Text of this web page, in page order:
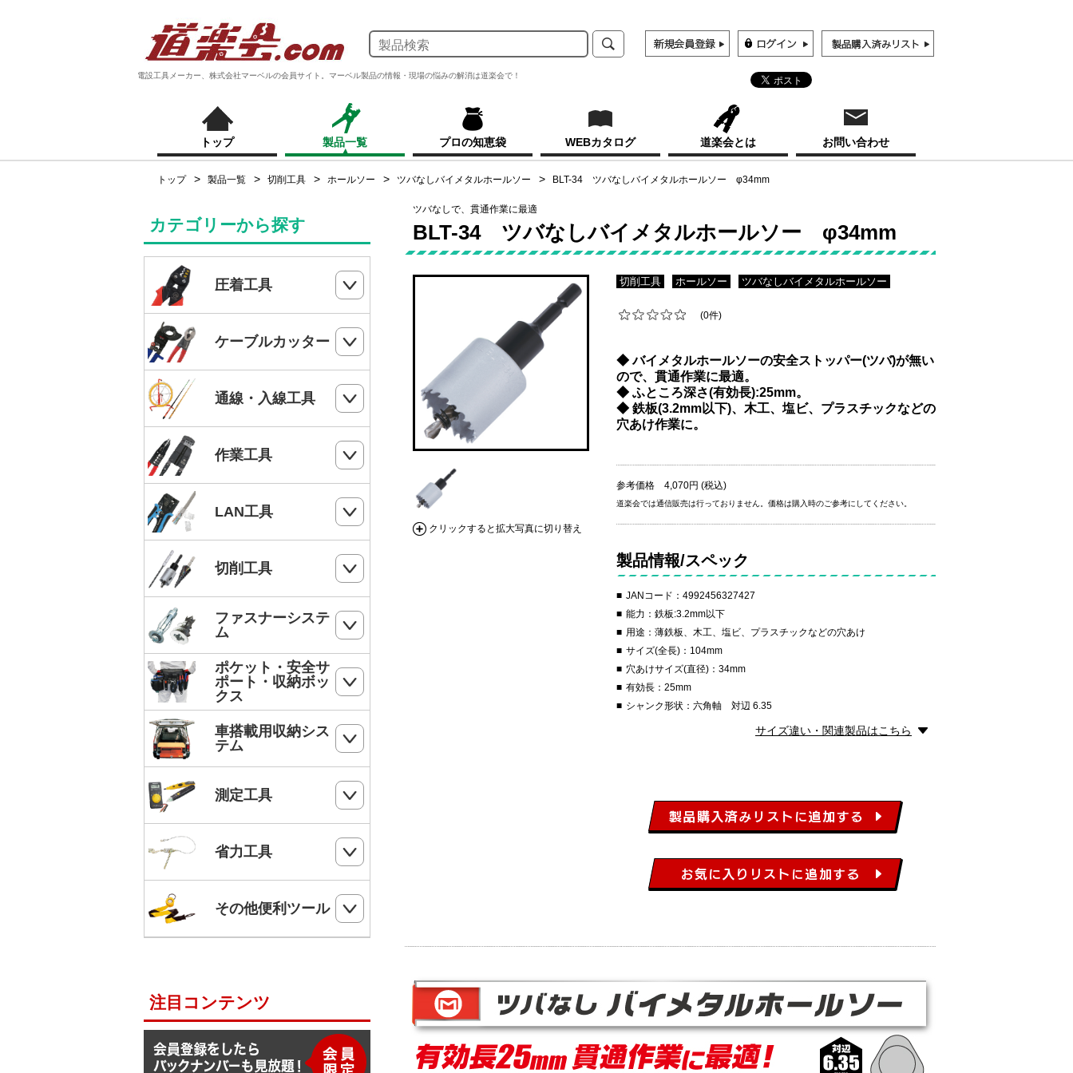
電設工具メーカー、株式会社マーベルの会員サイト。マーベル製品の情報・現場の悩みの解消は道楽会で！
トップ 製品一覧 プロの知恵袋 WEBカタログ 道楽会とは お問い合わせ
トップ 製品一覧 切削工具 ホールソー ツバなしバイメタルホールソー BLT-34 ツバなしバイメタルホールソー φ34mm
ツバなしで、貫通作業に最適
BLT-34 ツバなしバイメタルホールソー φ34mm
クリックすると拡大写真に切り替え
切削工具 ホールソー ツバなしバイメタルホールソー
(0件)
◆ バイメタルホールソーの安全ストッパー(ツバ)が無い
ので、貫通作業に最適。
◆ ふところ深さ(有効長):25mm。
◆ 鉄板(3.2mm以下)、木工、塩ビ、プラスチックなどの
穴あけ作業に。
参考価格 4,070円 (税込)
道楽会では通信販売は行っておりません。価格は購入時のご参考にしてください。
製品情報/スペック
JANコード：4992456327427
能力：鉄板:3.2mm以下
用途：薄鉄板、木工、塩ビ、プラスチックなどの穴あけ
サイズ(全長)：104mm
穴あけサイズ(直径)：34mm
有効長：25mm
シャンク形状：六角軸 対辺 6.35
サイズ違い・関連製品はこちら
カテゴリーから探す
圧着工具
ハンドプレス
電気工事士技能試験工具セット
手動油圧圧着工具
MC4端子用圧着工具
フェルール端子 圧着工具
ケーブルカッター
ケーブルカッター
ワイヤーカッター
ハードカッター
通線・入線工具
スネークラインシリーズ
Jetラインシリーズ
通線収納ケース
ジョイントライン
スーパーカーボン
スーパースネーク
スーパーイエロー
バケットランナー
SHランナー
ケーブルキャッチャー
ケーブルグリップ
電線リール・ドラムローラー・ウイン
電動ウインチ用ロープ
スチールワイヤー
F1ライン
よび線グリップ
作業工具
切断・パンチ
ストリッパー
電工ペンチ
カッター
電工ナイフ
電工レンチ/ダクトレンチハンマー
電気工事用鋏
鋸
ペンチ
ドライバー
ドリルチャック・シャンクアダプター
ラチェットレンチ
ソケットレンチセット
モンキレンチ
LAN工具
モジュラー圧着工具
LANケーブルストリッパー
モジュラープラグ
モジュラープラグカバー
LANツールキット
パンチダウンツール
切削工具
ドリル
DPドリル
ホールソー
ステップドリル・テーパードリル
ホールソー・ステップドリルセット
油圧フリーパンチ
ビット
ー
ファスナーシステ
ム
コンクリート・ALC用プラグ
ボードリベッター
ボードプラグ
ビス
ケーブルタイ
圧着端子ミニパック
ポケット・安全サ
ポート・収納ボッ
クス
フルハーネス
柱上安全帯用ベルト
幅広柱上安全帯用ベルト
ワークポジショニング用連結ベルト
柱上安全帯用ランヤード
セフティロープ
後付ショルダーベルト
Shuttoシリーズ
車搭載用収納シス
テム
フロアーキャビネット
サイドラック
測定工具
検電器・配線チェッカー
メジャー
省力工具
ベルトスリング
その他便利ツール
脚立ソックス
サビ取りスプレー
注目コンテンツ